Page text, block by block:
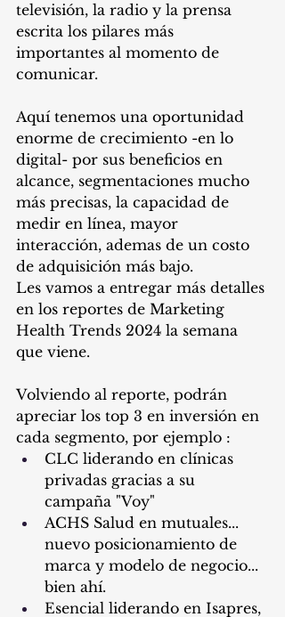
televisión, la radio y la prensa
escrita los pilares más
importantes al momento de
comunicar.
Aquí tenemos una oportunidad
enorme de crecimiento -en lo
digital- por sus beneficios en
alcance, segmentaciones mucho
más precisas, la capacidad de
medir en línea, mayor
interacción, ademas de un costo
de adquisición más bajo.
Les vamos a entregar más detalles
en los reportes de Marketing
Health Trends 2024 la semana
que viene.
Volviendo al reporte, podrán
apreciar los top 3 en inversión en
cada segmento, por ejemplo :
CLC liderando en clínicas
privadas gracias a su
campaña "Voy"
ACHS Salud en mutuales...
nuevo posicionamiento de
marca y modelo de negocio...
bien ahí.
Esencial liderando en Isapres,